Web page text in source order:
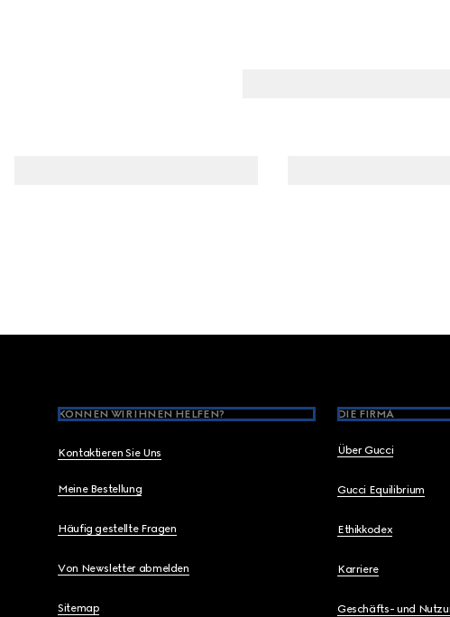
KÖNNEN WIR IHNEN HELFEN?
Kontaktieren Sie Uns
Meine Bestellung
Häufig gestellte Fragen
Von Newsletter abmelden
Sitemap
DIE FIRMA
Über Gucci
Gucci Equilibrium
Ethikkodex
Karriere
Geschäfts- und